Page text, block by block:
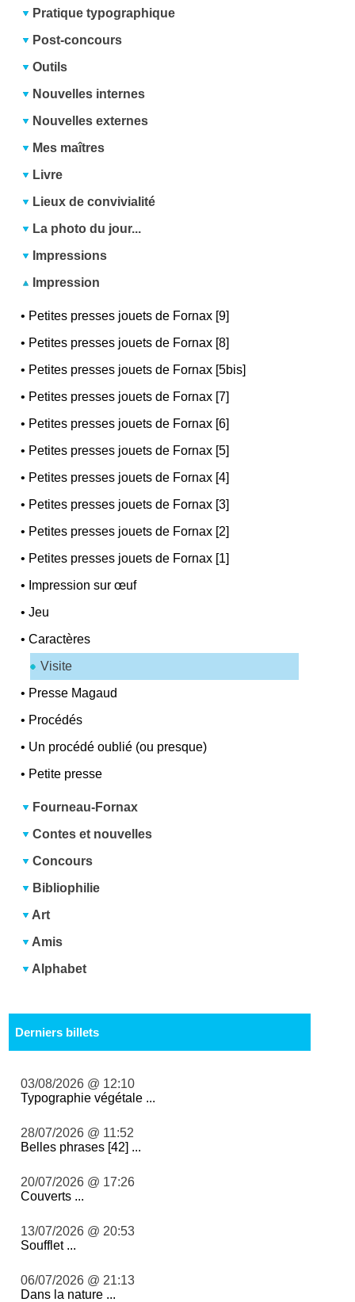
Pratique typographique
Post-concours
Outils
Nouvelles internes
Nouvelles externes
Mes maîtres
Livre
Lieux de convivialité
La photo du jour...
Impressions
Impression
• Petites presses jouets de Fornax [9]
• Petites presses jouets de Fornax [8]
• Petites presses jouets de Fornax [5bis]
• Petites presses jouets de Fornax [7]
• Petites presses jouets de Fornax [6]
• Petites presses jouets de Fornax [5]
• Petites presses jouets de Fornax [4]
• Petites presses jouets de Fornax [3]
• Petites presses jouets de Fornax [2]
• Petites presses jouets de Fornax [1]
• Impression sur œuf
•Jeu
•Caractères
Visite
• Presse Magaud
• Procédés
• Un procédé oublié (ou presque)
• Petite presse
Fourneau-Fornax
Contes et nouvelles
Concours
Bibliophilie
Art
Amis
Alphabet
Derniers billets
03/08/2026 @ 12:10
Typographie végétale ...
28/07/2026 @ 11:52
Belles phrases [42] ...
20/07/2026 @ 17:26
Couverts ...
13/07/2026 @ 20:53
Soufflet ...
06/07/2026 @ 21:13
Dans la nature ...